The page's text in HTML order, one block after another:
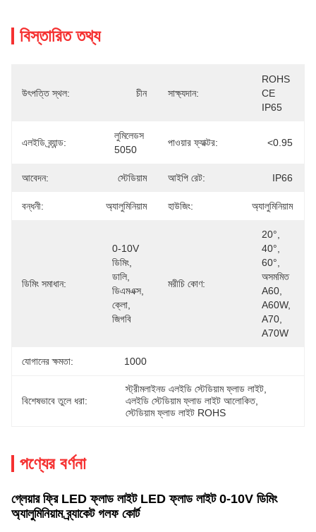
বিস্তারিত তথ্য
উৎপত্তি স্থল: চীন সাক্ষ্যদান:
ROHS
CE
IP65
এলইডি ব্র্যান্ড:
লুমিলেডস
5050
পাওয়ার ফ্যাক্টর: <0.95
আবেদন: স্টেডিয়াম আইপি রেট: IP66
বন্ধনী: অ্যালুমিনিয়াম হাউজিং: অ্যালুমিনিয়াম
ডিমিং সমাধান:
0-10V
ডিমিং,
ডালি,
ডিএমএক্স,
ক্লো,
জিগবি
মরীচি কোণ:
20°,
40°,
60°,
অসমমিত
A60,
A60W,
A70,
A70W
যোগানের ক্ষমতা: 1000
বিশেষভাবে তুলে ধরা:
স্ট্রীমলাইনড এলইডি স্টেডিয়াম ফ্লাড লাইট
এলইডি স্টেডিয়াম ফ্লাড লাইট আলোকিত,
স্টেডিয়াম ফ্লাড লাইট ROHS
পণ্যের বর্ণনা
গ্লেয়ার ফ্রি LED ফ্লাড লাইট LED ফ্লাড লাইট 0-10V ডিমিং
অ্যালুমিনিয়াম ব্র্যাকেট গলফ কোর্ট